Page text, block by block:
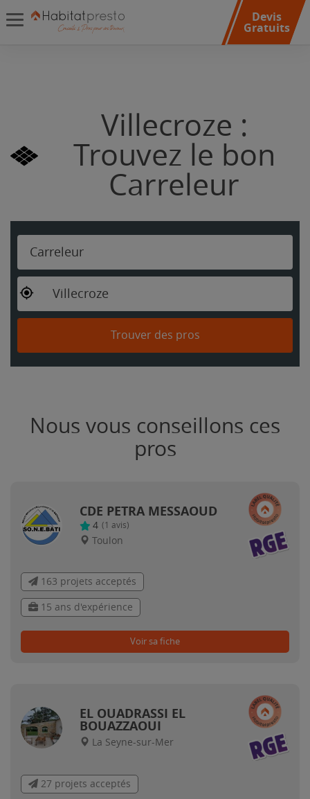
Devis
Gratuits
Villecroze :
Trouvez le bon
Carreleur
Carreleur
Villecroze
Trouver des pros
Nous vous conseillons ces
pros
CDE PETRA MESSAOUD
4 (1 avis)
Toulon
163 projets acceptés
15 ans d'expérience
Voir sa fiche
EL OUADRASSI EL
BOUAZZAOUI
La Seyne-sur-Mer
27 projets acceptés